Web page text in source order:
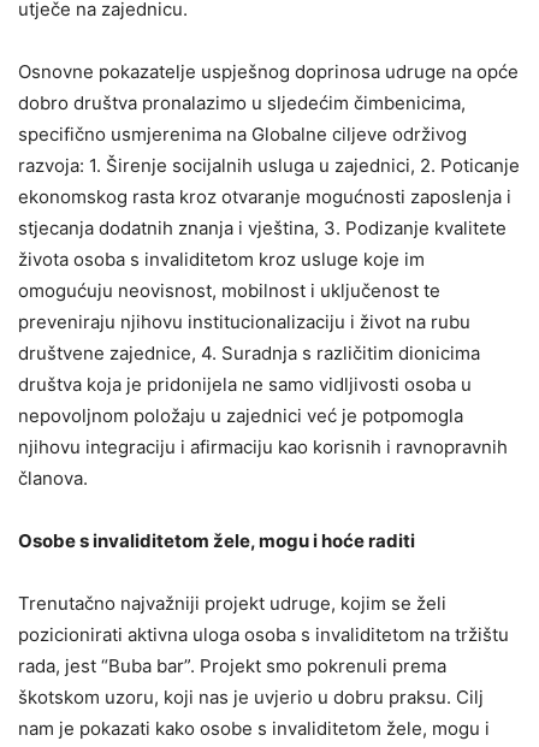
utječe na zajednicu.
Osnovne pokazatelje uspješnog doprinosa udruge na opće
dobro društva pronalazimo u sljedećim čimbenicima,
specifično usmjerenima na Globalne ciljeve održivog
razvoja: 1. Širenje socijalnih usluga u zajednici, 2. Poticanje
ekonomskog rasta kroz otvaranje mogućnosti zaposlenja i
stjecanja dodatnih znanja i vještina, 3. Podizanje kvalitete
života osoba s invaliditetom kroz usluge koje im
omogućuju neovisnost, mobilnost i uključenost te
preveniraju njihovu institucionalizaciju i život na rubu
društvene zajednice, 4. Suradnja s različitim dionicima
društva koja je pridonijela ne samo vidljivosti osoba u
nepovoljnom položaju u zajednici već je potpomogla
njihovu integraciju i afirmaciju kao korisnih i ravnopravnih
članova.
Osobe s invaliditetom žele, mogu i hoće raditi
Trenutačno najvažniji projekt udruge, kojim se želi
pozicionirati aktivna uloga osoba s invaliditetom na tržištu
rada, jest “Buba bar”. Projekt smo pokrenuli prema
škotskom uzoru, koji nas je uvjerio u dobru praksu. Cilj
nam je pokazati kako osobe s invaliditetom žele, mogu i